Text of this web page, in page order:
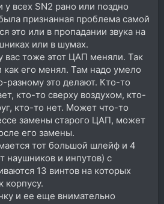
у всех SN2 рано или поздно
признанная проблема самой
это или в пропадании звука на
или в шумах.
вас тоже этот ЦАП меняли. Так
как его менял. Там надо умело
разному это делают. Кто-то
кто-то сверху воздухом, кто-
кто-то нет. Может что-то
замены старого ЦАП, может
его замены.
тот большой шлейф и 4
наушников и инпутов) с
13 винтов на которых
корпусу.
и ее еще внимательно